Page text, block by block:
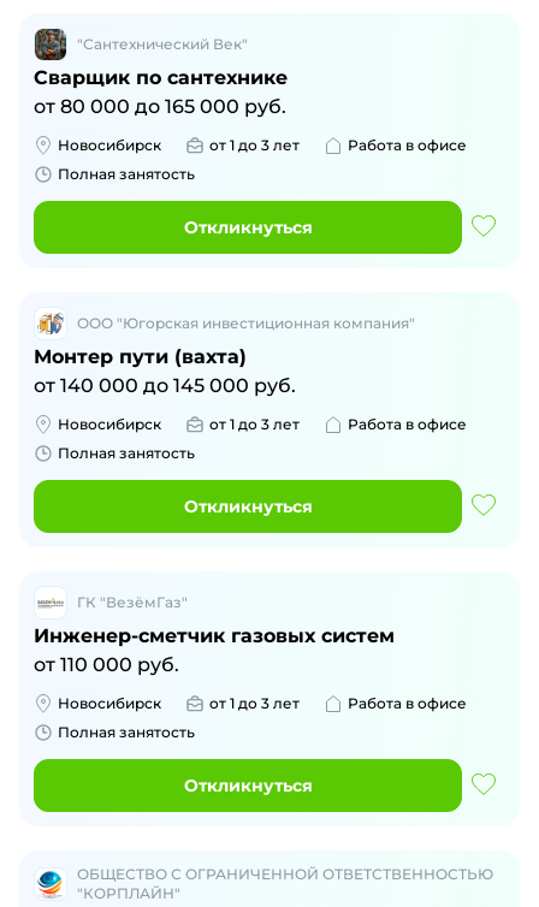
"Сантехнический Век"
Сварщик по сантехнике
от 80 000 до 165 000 руб.
Новосибирск от 1 до 3 лет
Работа в офисе
Полная занятость
Откликнуться
ООО "Югорская инвестиционная компания"
Монтер пути (вахта)
от 140 000 до 145 000 руб.
Новосибирск от 1 до 3 лет
Работа в офисе
Полная занятость
Откликнуться
ГК "ВезёмГаз"
Инженер-сметчик газовых систем
от 110 000 руб.
Новосибирск от 1 до 3 лет
Работа в офисе
Полная занятость
Откликнуться
ОБЩЕСТВО С ОГРАНИЧЕННОЙ ОТВЕТСТВЕННОСТЬЮ
"КОРПЛАЙН"